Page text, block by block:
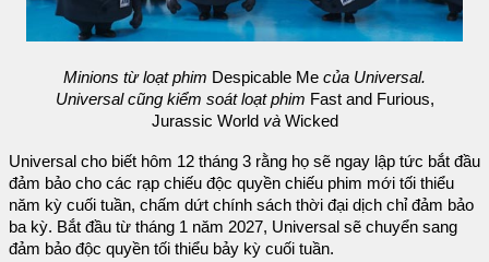
Minions từ loạt phim Despicable Me của Universal.
Universal cũng kiểm soát loạt phim Fast and Furious,
Jurassic World vàWicked
Universal cho biết hôm 12 tháng 3 rằng họ sẽ ngay lập tức bắt đầu
đảm bảo cho các rạp chiếu độc quyền chiếu phim mới tối thiểu
năm kỳ cuối tuần, chấm dứt chính sách thời đại dịch chỉ đảm bảo
ba kỳ. Bắt đầu từ tháng 1 năm 2027, Universal sẽ chuyển sang
đảm bảo độc quyền tối thiểu bảy kỳ cuối tuần.